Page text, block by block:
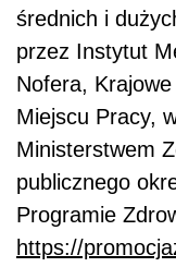
średnich i
przez Instytut
Nofera,
Miejscu Pracy,
Ministerstwem
publicznego
Programie
https://